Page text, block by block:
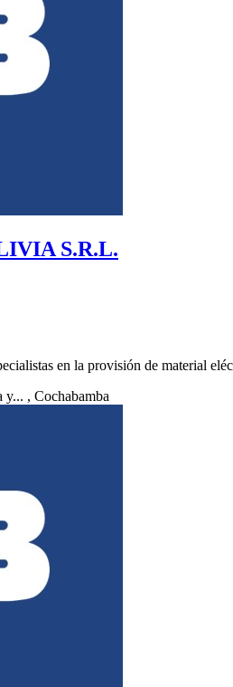
S.R.L.
en la provisión de material
y... , Cochabamba